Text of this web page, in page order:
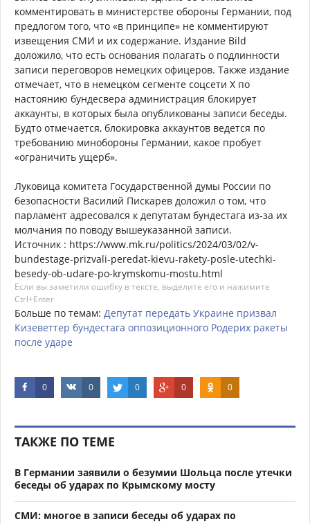
комментировать в министерстве обороны Германии, под
предлогом того, что «в принципе» не комментируют
извещения СМИ и их содержание. Издание Bild
доложило, что есть основания полагать о подлинности
записи переговоров немецких офицеров. Также издание
отмечает, что в немецком сегменте соцсети X по
настоянию бундесвера администрация блокирует
аккаунты, в которых была опубликованы записи беседы.
Будто отмечается, блокировка аккаунтов ведется по
требованию минобороны Германии, какое пробует
«ограничить ущерб».
Луковица комитета Государственной думы России по
безопасности Василий Пискарев доложил о том, что
парламент адресовался к депутатам бундестага из-за их
молчания по поводу вышеуказанной записи.
Источник : https://www.mk.ru/politics/2024/03/02/v-
bundestage-prizvali-peredat-kievu-rakety-posle-utechki-
besedy-ob-udare-po-krymskomu-mostu.html
Если вы заметили ошибку в тексте, выделите его и нажимите
Ctrl+Enter
Больше по темам: Депутат передать Украине призвал
Кизеветтер бундестага оппозиционного Родерих ракеты
после ударе
0 0 0 0 0
ТАКЖЕ ПО ТЕМЕ
В Германии заявили о безумии Шольца после утечки
беседы об ударах по Крымскому мосту
СМИ: многое в записи беседы об ударах по